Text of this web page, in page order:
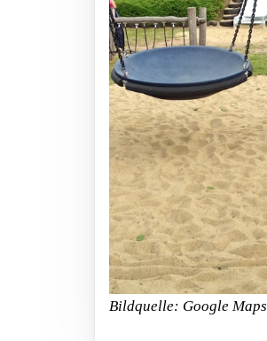
Bildquelle: Google Maps